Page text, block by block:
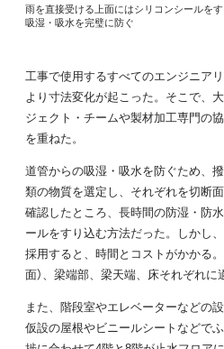
雨を直接受ける上面にはシリコンシールを
吸湿・吸水を完璧に防ぐ
工事で使用するすべてのエンジニア
より寸法変化が起こった。そこで、
ジェクト・チームや製材加工専門の
を重ねた。
道管からの吸湿・吸水を防ぐため、
類の物質を選定し、それぞれを切断
確認したところ、長時間の防湿・防
ールをすり込む方法だった。しかし
採用すると、時間とコストがかかる
面）、梁端部、梁天端、床それぞれに
また、階段室やエレベーターなどの
仮設の屋根やビニールシートなどで